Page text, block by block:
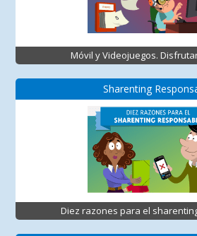
Móvil y Videojuegos.
Sharenting
Diez razones para el